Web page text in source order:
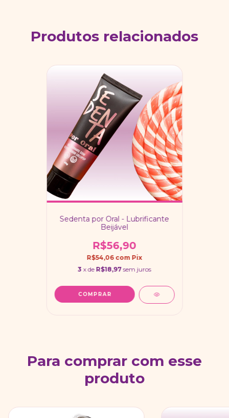
Produtos relacionados
Sedenta por Oral - Lubrificante
Beijável
R$56,90
R$54,06 com Pix
3 x de R$18,97 sem juros
Para comprar com esse
produto